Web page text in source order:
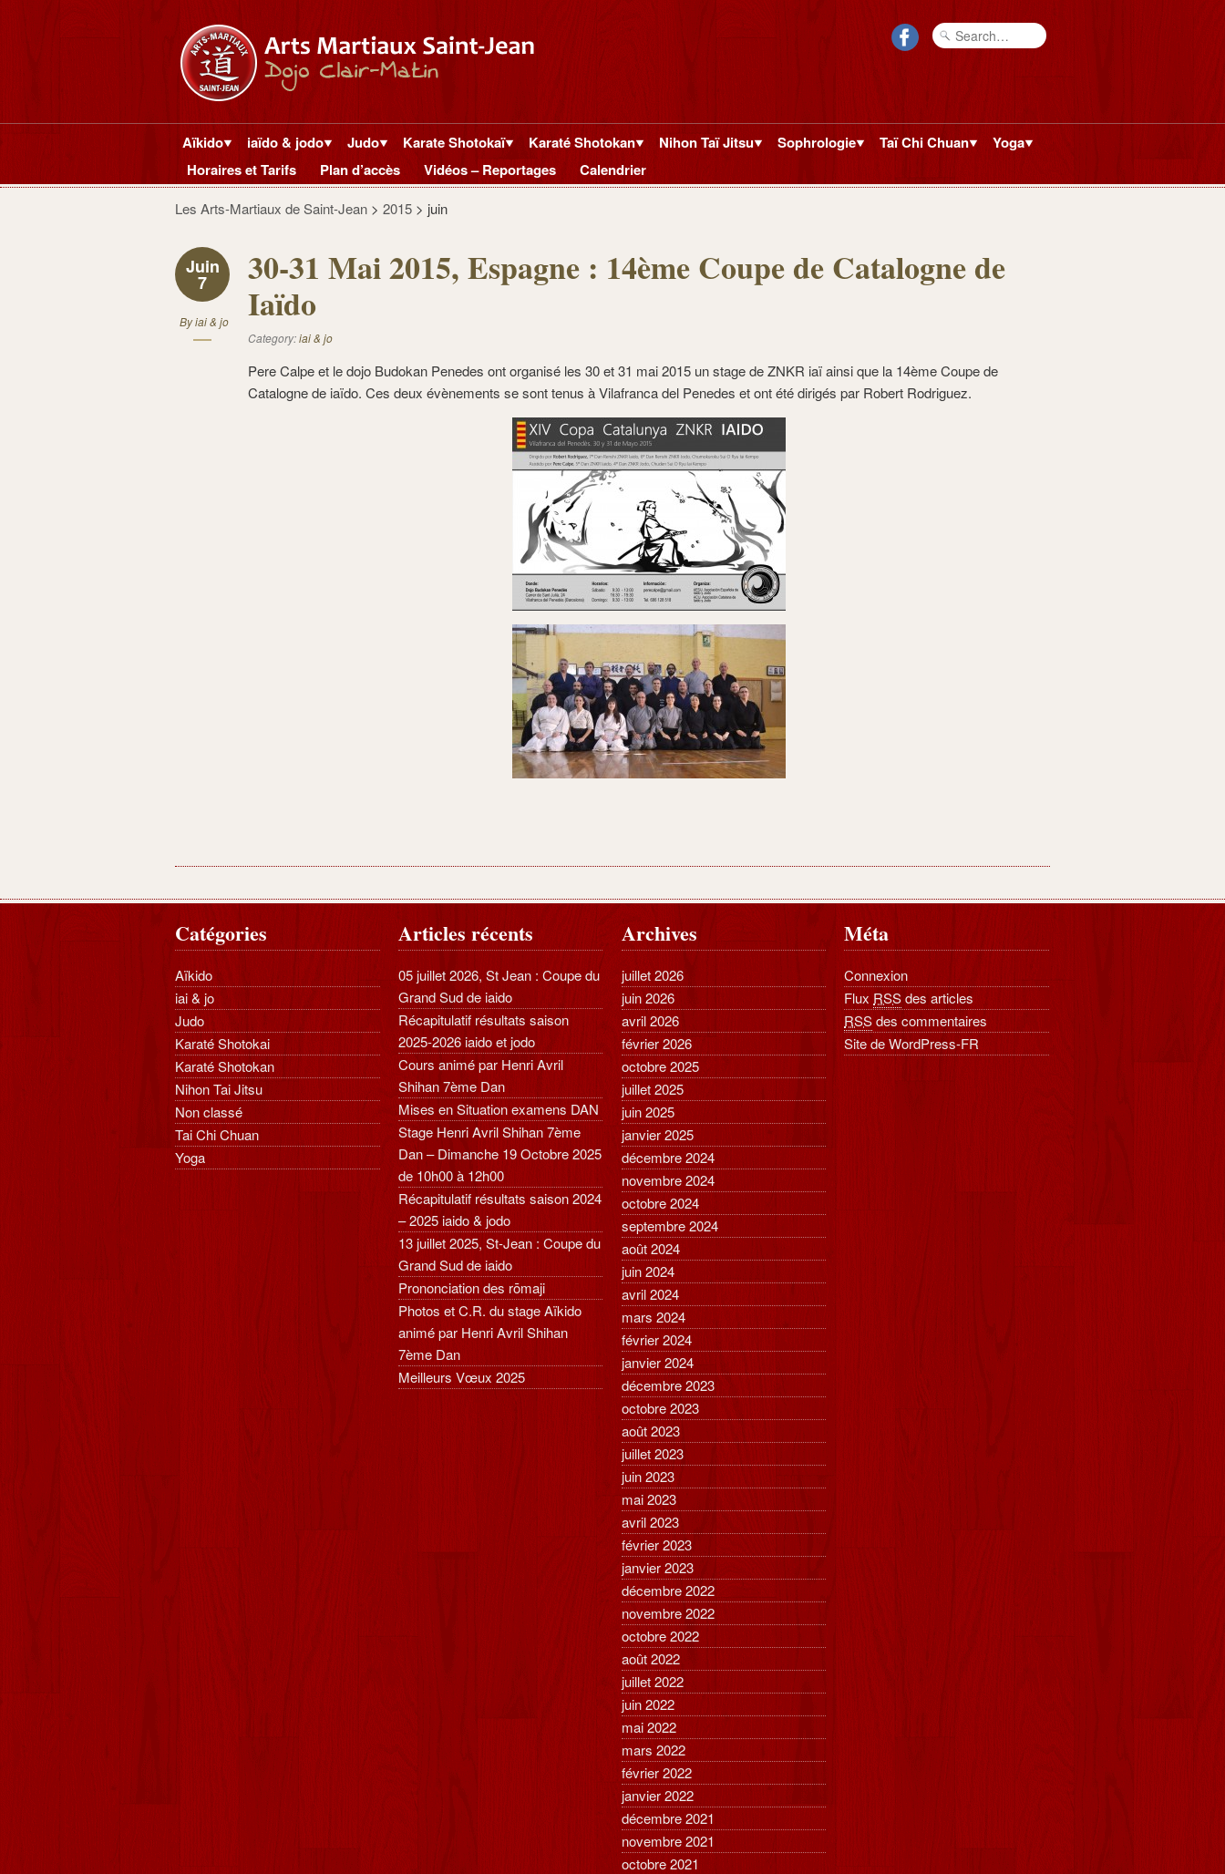
Aïkido iaïdo & jodo Judo Karate Shotokaï Karaté Shotokan Nihon Taï Jitsu Sophrologie Taï Chi Chuan
Yoga
Horaires et Tarifs
Plan d’accès Vidéos – Reportages Calendrier
Les Arts-Martiaux de Saint-Jean > 2015 > juin
Juin
7
Byiai & jo
30-31 Mai 2015, Espagne : 14ème Coupe de Catalogne de
Iaïdo
Category:iai & jo
Pere Calpe et le dojo Budokan Penedes ont organisé les 30 et 31 mai 2015 un stage de ZNKR iaï ainsi que la 14ème Coupe de
Catalogne de iaïdo. Ces deux évènements se sont tenus à Vilafranca del Penedes et ont été dirigés par Robert Rodriguez.
Catégories
Aïkido
iai & jo
Judo
Karaté Shotokai
Karaté Shotokan
Nihon Tai Jitsu
Non classé
Tai Chi Chuan
Yoga
Articles récents
05 juillet 2026, St Jean : Coupe du
Grand Sud de iaido
Récapitulatif résultats saison
2025-2026 iaido et jodo
Cours animé par Henri Avril
Shihan 7ème Dan
Mises en Situation examens DAN
Stage Henri Avril Shihan 7ème
Dan – Dimanche 19 Octobre 2025
de 10h00 à 12h00
Récapitulatif résultats saison 2024
– 2025 iaido & jodo
13 juillet 2025, St-Jean : Coupe du
Grand Sud de iaido
Prononciation des rōmaji
Photos et C.R. du stage Aïkido
animé par Henri Avril Shihan
7ème Dan
Meilleurs Vœux 2025
Archives
juillet 2026
juin 2026
avril 2026
février 2026
octobre 2025
juillet 2025
juin 2025
janvier 2025
décembre 2024
novembre 2024
octobre 2024
septembre 2024
août 2024
juin 2024
avril 2024
mars 2024
février 2024
janvier 2024
décembre 2023
octobre 2023
août 2023
juillet 2023
juin 2023
mai 2023
avril 2023
février 2023
janvier 2023
décembre 2022
novembre 2022
octobre 2022
août 2022
juillet 2022
juin 2022
mai 2022
mars 2022
février 2022
janvier 2022
décembre 2021
novembre 2021
octobre 2021
Méta
Connexion
Flux RSSdes articles
RSSdes commentaires
Site de WordPress-FR